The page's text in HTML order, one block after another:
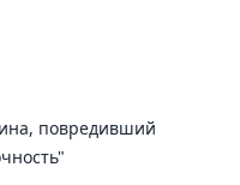
повредивший